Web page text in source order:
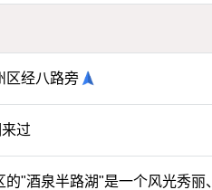
区经八路旁
过
的"酒泉半路湖"是一个风光秀丽